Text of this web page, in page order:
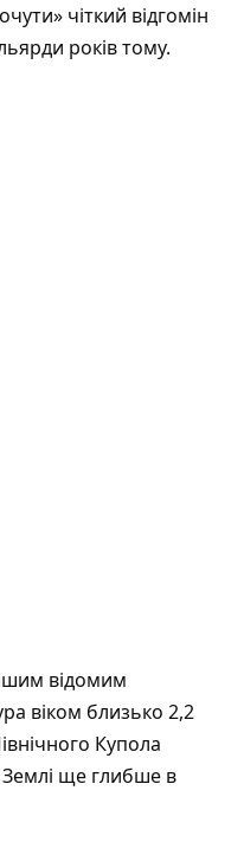
чіткий відгомін
років тому.
відомим
віком близько 2,2
Купола
Землі ще глибше в